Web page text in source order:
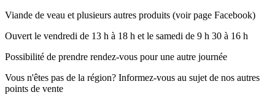
Viande de veau et plusieurs autres produits (voir page Facebook)
Ouvert le vendredi de 13 h à 18 h et le samedi de 9 h 30 à 16 h
Possibilité de prendre rendez-vous pour une autre journée
Vous n'êtes pas de la région? Informez-vous au sujet de nos autres
points de vente